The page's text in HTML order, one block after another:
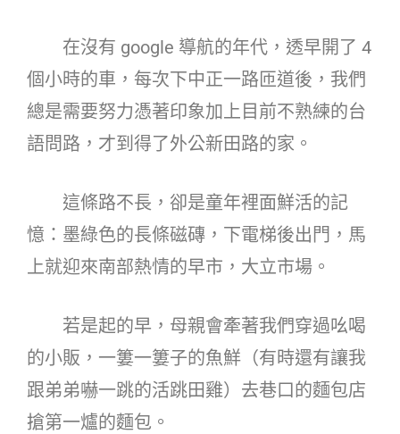
在沒有 google 導航的年代，透早開了 4
個小時的車，每次下中正一路匝道後，我們
總是需要努力憑著印象加上目前不熟練的台
語問路，才到得了外公新田路的家。
這條路不長，卻是童年裡面鮮活的記
憶：墨綠色的長條磁磚，下電梯後出門，馬
上就迎來南部熱情的早市，大立市場。
若是起的早，母親會牽著我們穿過吆喝
的小販，一簍一簍子的魚鮮（有時還有讓我
跟弟弟嚇一跳的活跳田雞）去巷口的麵包店
搶第一爐的麵包。